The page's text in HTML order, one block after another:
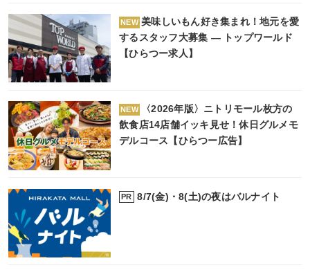
NEW 美味しいもん好き集まれ！地元を愛
するスタッフ大募集 ― トップワールド
【ひらつー求人】
NEW
〈2026年版〉ニトリモール枚方の
飲食店14店舗イッキ見せ！休日グルメモ
デルコース【ひらつー広告】
PR 8/7(金)・8(土)の夜はバルナイト